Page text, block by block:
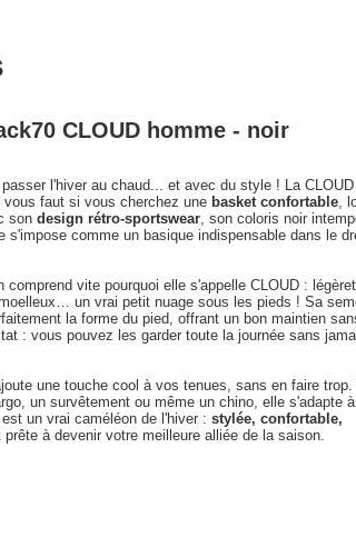
CLOUD homme - noir
l'hiver au chaud... et avec du style ! La
faut si vous cherchez une basket confortable,
son design rétro-sportswear, son coloris noir
s'impose comme un basique indispensable dans le
comprend vite pourquoi elle s'appelle CLOUD :
un vrai petit nuage sous les pieds ! Sa
la forme du pied, offrant un bon maintien
: vous pouvez les garder toute la journée sans
une touche cool à vos tenues, sans en faire trop.
un survêtement ou même un chino, elle s'adapte
un vrai caméléon de l'hiver : stylée, confortable,
à devenir votre meilleure alliée de la saison.